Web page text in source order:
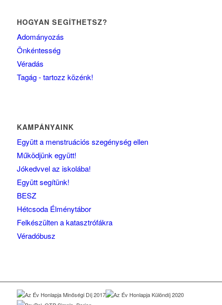
HOGYAN SEGÍTHETSZ?
Adományozás
Önkéntesség
Véradás
Tagág - tartozz közénk!
KAMPÁNYAINK
Együtt a menstruációs szegénység ellen
Működjünk együtt!
Jókedvvel az iskolába!
Együtt segítünk!
BESZ
Hétcsoda Élménytábor
Felkészülten a katasztrófákra
Véradóbusz